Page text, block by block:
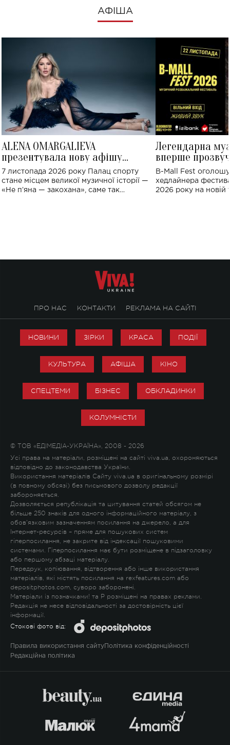
АФІША
ALENA OMARGALIEVA
презентувала нову афішу
великого концерту в Палаці
спорту
7 листопада 2026 року Палац спорту
стане місцем великої музичної історії —
«Не пʼяна — закохана», саме так
Легендарна
вперше
Україні: де
B-Mall Fest
хедлайнера
2026 року на новій
ПРО НАС КОНТАКТИ РЕКЛАМА НА САЙТІ
НОВИНИ ЗІРКИ КРАСА ПОДІЇ
КУЛЬТУРА АФІША КІНО
СПЕЦТЕМИ БІЗНЕС ОБКЛАДИНКИ
КОЛУМНІСТИ
© ТОВ «ЕДІМЕДІА-УКРАЇНА», 2008 - 2026
Усі права на матеріали, розміщені на сайті viva.ua, охороняються
відповідно до законодавства України.
Використання матеріалів Сайту viva.ua в оригінальному розмірі
(в повному обсязі) без письмового дозволу редакції
забороняється.
Дозволяється републікація та цитування статей обсягом не
більше 250 знаків для одного інформаційного матеріалу, з
обов'язковим зазначенням посилання на джерело, а для
Інтернет-ресурсів – пряме для пошукових систем
гіперпосилання, не закрите від індексації пошуковими
системами. Гіперпосилання має бути розміщене в підзаголовку
або першому абзаці матеріалу.
Передрук, копіювання, відтворення або інше використання
матеріалів, які містять посилання на rexfeatures.com або
depositphotos.com, суворо заборонені.
Матеріали із позначками! та P розміщені на правах реклами.
Редакція не несе відповідальності за достовірність цієї
інформації.
Стокові фото від:
Правила використання сайту Політика конфіденційності
Редакційна політика